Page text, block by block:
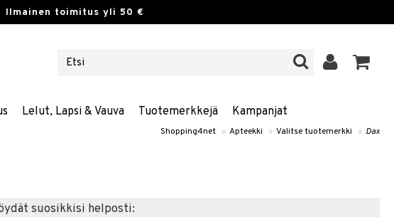
Ilmainen toimitus yli 50 €
Lelut, Lapsi & Vauva Tuotemerkkejä Kampanjat
Shopping4net » Apteekki » Valitse tuotemerkki » Dax
suosikkisi helposti: